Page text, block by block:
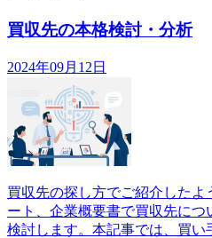
買収先の本格検討・分析
2024年09月12日
買収先の探し方でご紹介した
ート、企業概要書で買収先に
検討します。本記事では、買